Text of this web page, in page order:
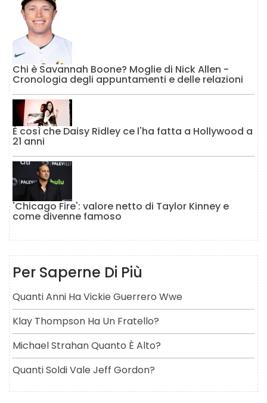
Chi è Savannah Boone? Moglie di Nick Allen -
Cronologia degli appuntamenti e delle relazioni
È così che Daisy Ridley ce l'ha fatta a Hollywood a
21 anni
'Chicago Fire': valore netto di Taylor Kinney e
come divenne famoso
Per Saperne Di Più
Quanti Anni Ha Vickie Guerrero Wwe
Klay Thompson Ha Un Fratello?
Michael Strahan Quanto È Alto?
Quanti Soldi Vale Jeff Gordon?